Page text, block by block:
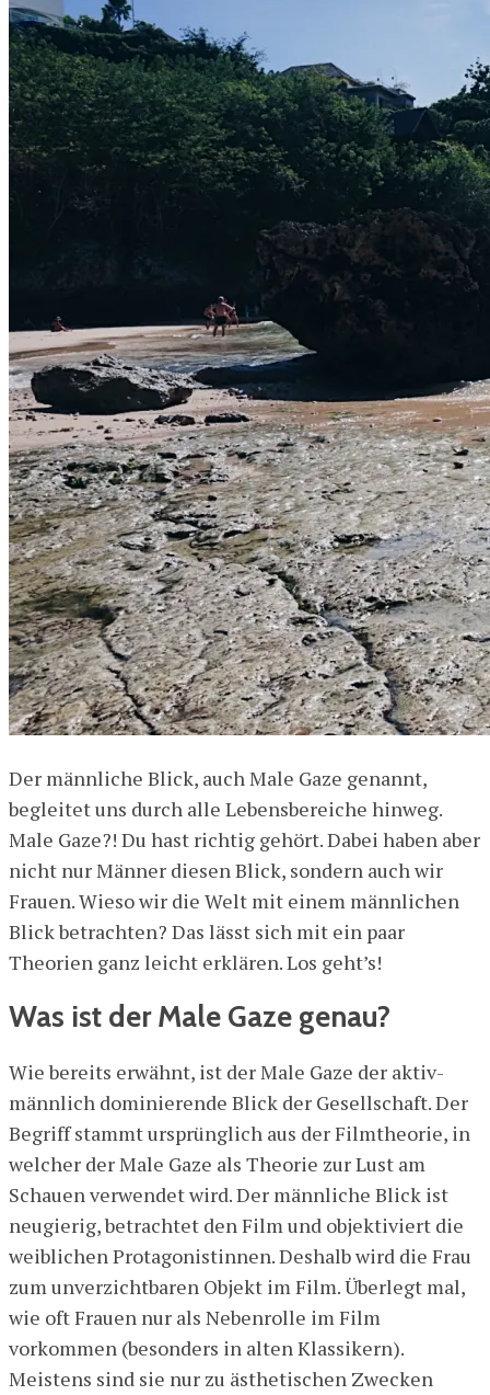
Der männliche Blick, auch Male Gaze genannt,
begleitet uns durch alle Lebensbereiche hinweg.
Male Gaze?! Du hast richtig gehört. Dabei haben aber
nicht nur Männer diesen Blick, sondern auch wir
Frauen. Wieso wir die Welt mit einem männlichen
Blick betrachten? Das lässt sich mit ein paar
Theorien ganz leicht erklären. Los geht’s!
Was ist der Male Gaze genau?
Wie bereits erwähnt, ist der Male Gaze der aktiv-
männlich dominierende Blick der Gesellschaft. Der
Begriff stammt ursprünglich aus der Filmtheorie, in
welcher der Male Gaze als Theorie zur Lust am
Schauen verwendet wird. Der männliche Blick ist
neugierig, betrachtet den Film und objektiviert die
weiblichen Protagonistinnen. Deshalb wird die Frau
zum unverzichtbaren Objekt im Film. Überlegt mal,
wie oft Frauen nur als Nebenrolle im Film
vorkommen (besonders in alten Klassikern).
Meistens sind sie nur zu ästhetischen Zwecken